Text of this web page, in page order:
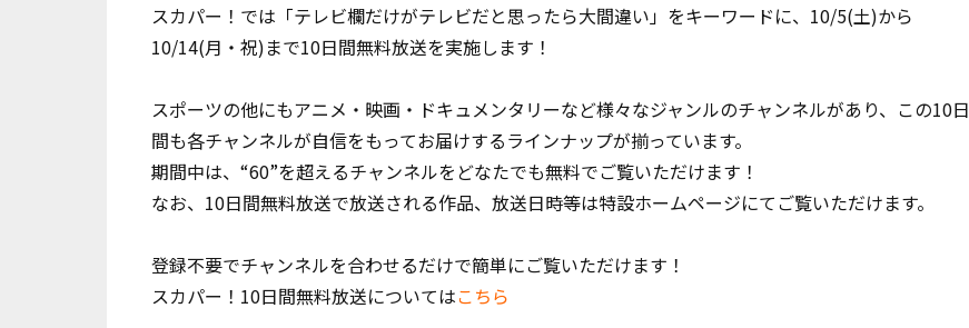
スカパー！では「テレビ欄だけがテレビだと思ったら大間違い」をキーワードに、10/5(土)から
10/14(月・祝)まで10日間無料放送を実施します！
スポーツの他にもアニメ・映画・ドキュメンタリーなど様々なジャンルのチャンネルがあり、この10日
間も各チャンネルが自信をもってお届けするラインナップが揃っています。
期間中は、“60”を超えるチャンネルをどなたでも無料でご覧いただけます！
なお、10日間無料放送で放送される作品、放送日時等は特設ホームページにてご覧いただけます。
登録不要でチャンネルを合わせるだけで簡単にご覧いただけます！
スカパー！10日間無料放送についてはこちら